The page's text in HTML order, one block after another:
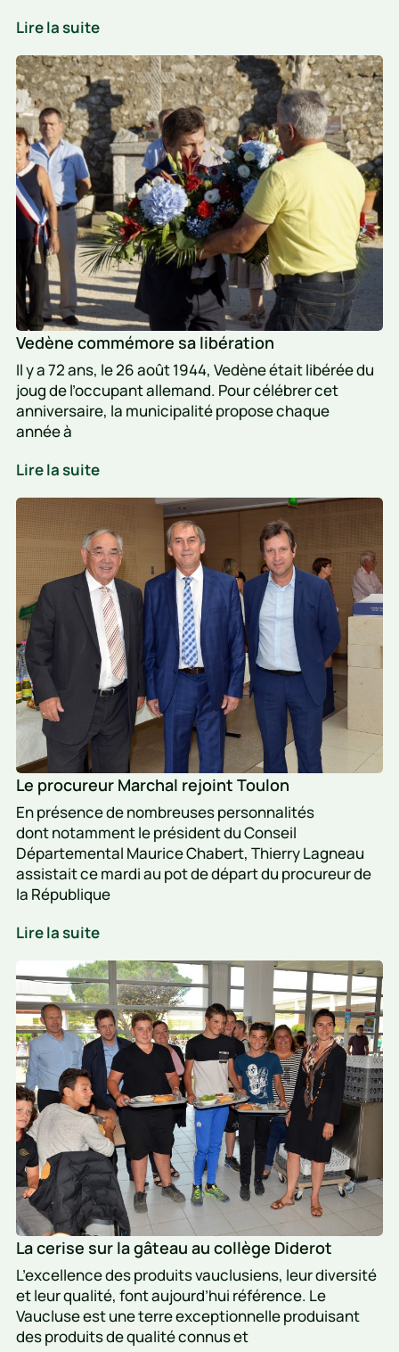
Lire la suiteWeber
un
site
flambant
neuf
pour
coller
à
l’avenir
Vedène
commémore
sa
libération
Vedène commémore sa libération
Il y a 72 ans, le 26 août 1944, Vedène était libérée du
joug de l’occupant allemand. Pour célébrer cet
anniversaire, la municipalité propose chaque
année à
Lire la suiteVedène
libération
Le
procureur
Marchal
rejoint
Toulon
Le procureur Marchal rejoint Toulon
En présence de nombreuses personnalités
dont notamment le président du Conseil
Départemental Maurice Chabert, Thierry Lagneau
assistait ce mardi au pot de départ du procureur de
la République
Lire la suiteLe
Marchal
rejoint
Toulon
La
cerise
sur
la
gâteau
au
collège
Diderot
La cerise sur la gâteau au collège Diderot
L’excellence des produits vauclusiens, leur diversité
et leur qualité, font aujourd’hui référence. Le
Vaucluse est une terre exceptionnelle produisant
des produits de qualité connus et